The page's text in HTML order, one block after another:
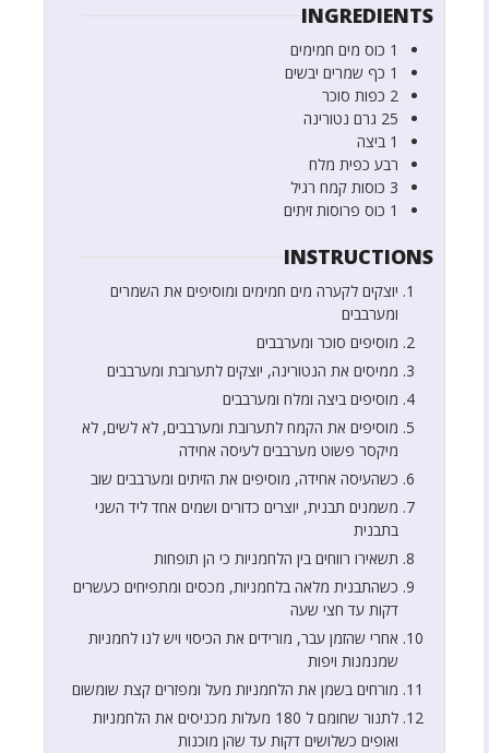
INGREDIENTS
1 כוס מים חמימים
1 כף שמרים יבשים
2 כפות סוכר
25 גרם נטורינה
1 ביצה
רבע כפית מלח
3 כוסות קמח רגיל
1 כוס פרוסות זיתים
INSTRUCTIONS
יוצקים לקערה מים חמימים ומוסיפים את השמרים
ומערבבים
מוסיפים סוכר ומערבבים
ממיסים את הנטורינה, יוצקים לתערובת ומערבבים
מוסיפים ביצה ומלח ומערבבים
מוסיפים את הקמח לתערובת ומערבבים, לא לשים, לא
מיקסר פשוט מערבבים לעיסה אחידה
כשהעיסה אחידה, מוסיפים את הזיתים ומערבבים שוב
משמנים תבנית, יוצרים כדורים ושמים אחד ליד השני
בתבנית
תשאירו רווחים בין הלחמניות כי הן תופחות
כשהתבנית מלאה בלחמניות, מכסים ומתפיחים כעשרים
דקות עד חצי שעה
אחרי שהזמן עבר, מורידים את הכיסוי ויש לנו לחמניות
שמנמנות ויפות
מורחים בשמן את הלחמניות מעל ומפזרים קצת שומשום
לתנור שחומם ל 180 מעלות מכניסים את הלחמניות
ואופים כשלושים דקות עד שהן מוכנות